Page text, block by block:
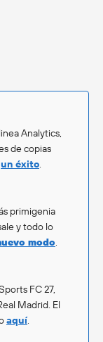
Analytics,
de copias
un éxito.
primigenia
y todo lo
modo.
FC 27,
Madrid. El
aquí.